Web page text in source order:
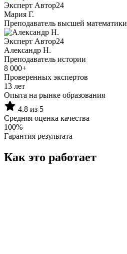
Эксперт Автор24
Мария Г.
Преподаватель высшей математики
Эксперт Автор24
Александр Н.
Преподаватель истории
8 000+
Проверенных экспертов
13 лет
Опыта на рынке образования
4.8 из 5
Средняя оценка качества
100%
Гарантия результата
Как это работает